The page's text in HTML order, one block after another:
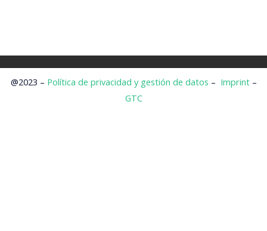
@2023 – Política de privacidad y gestión de datos – Imprint–
GTC